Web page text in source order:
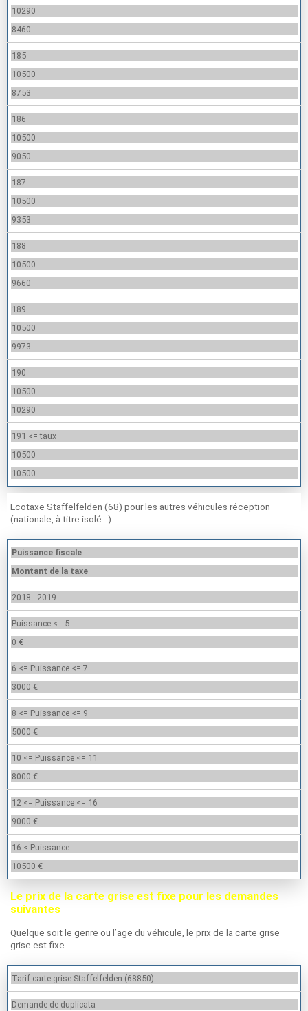
10290
8460
185
10500
8753
186
10500
9050
187
10500
9353
188
10500
9660
189
10500
9973
190
10500
10290
191 <= taux
10500
10500
Ecotaxe Staffelfelden (68) pour les autres véhicules réception
(nationale, à titre isolé…)
Puissance fiscale
Montant de la taxe
2018 - 2019
Puissance <= 5
0 €
6 <= Puissance <= 7
3000 €
8 <= Puissance <= 9
5000 €
10 <= Puissance <= 11
8000 €
12 <= Puissance <= 16
9000 €
16 < Puissance
10500 €
Le prix de la carte grise est fixe pour les demandes
suivantes
Quelque soit le genre ou l’age du véhicule, le prix de la carte grise
grise est fixe.
Tarif carte grise Staffelfelden (68850)
Demande de duplicata